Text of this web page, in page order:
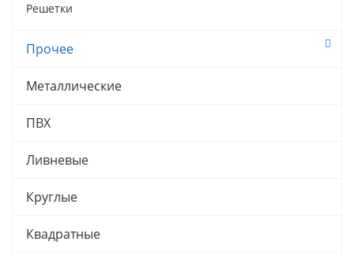
Решетки
Прочее
Металлические
ПВХ
Ливневые
Круглые
Квадратные